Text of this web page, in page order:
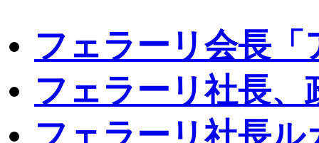
フェラーリ会長
フェラーリ社長、
フェラーリ社長